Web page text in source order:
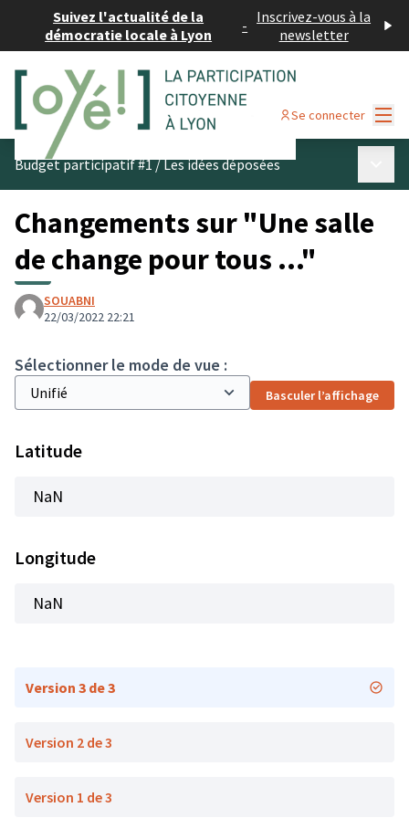
Suivez l'actualité de la
démocratie locale à Lyon
- Inscrivez-vous à la
newsletter
Se connecter
Budget participatif #1/Les idées déposées
Changements sur "Une salle
de change pour tous ..."
SOUABNI
22/03/2022 22:21
Sélectionner le mode de vue :
Basculer l’affichage
Latitude
NaN
Longitude
NaN
Version 3 de 3
Version 2 de 3
Version 1 de 3